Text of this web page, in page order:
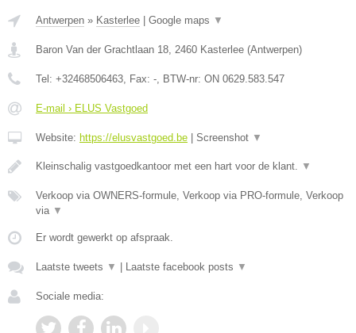
Antwerpen » Kasterlee Google maps ▼
Baron Van der Grachtlaan 18, 2460 Kasterlee (Antwerpen)
Tel: +32468506463, Fax: -, BTW-nr: ON 0629.583.547
E-mail › ELUS Vastgoed
Website: https://elusvastgoed.be Screenshot ▼
Kleinschalig vastgoedkantoor met een hart voor de klant. ▼
Verkoop via OWNERS-formule, Verkoop via PRO-formule, Verkoop
via ▼
Er wordt gewerkt op afspraak.
Laatste tweets ▼ Laatste facebook posts ▼
Sociale media: